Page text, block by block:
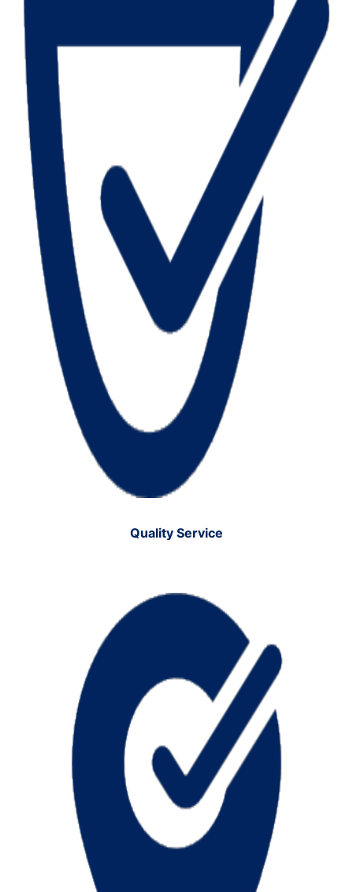
Quality Service